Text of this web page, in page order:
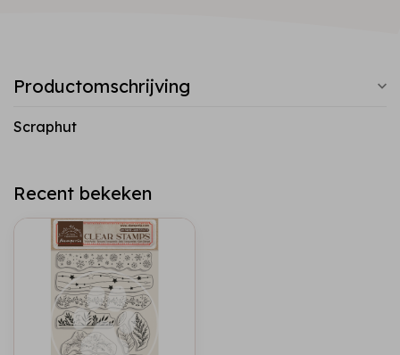
Productomschrijving
Scraphut
Recent bekeken